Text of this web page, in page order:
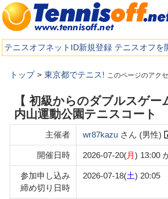
テニスオフネットID新規登録 テニスオフを
トップ >東京都でテニス! このページのアク
【 初級からのダブルスゲ
内山運動公園テニスコート
主催者 wr87kazu さん (男性)
開催日時 2026-07-20(月) 13:00
参加申し込み
締め切り日時
2026-07-18(土) 20:05